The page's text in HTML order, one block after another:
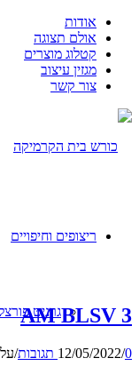
אודות
אולם תצוגה
קטלוג מוצרים
מגזין עיצוב
צור קשר
ריצופים וחיפויים
גרניט
AM BLSV 3
12/05/2022/0 תגובות /